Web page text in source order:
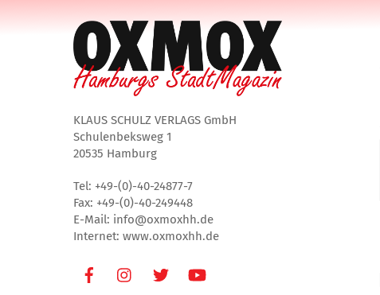
KLAUS SCHULZ VERLAGS GmbH
Schulenbeksweg 1
20535 Hamburg
Tel: +49-(0)-40-24877-7
Fax: +49-(0)-40-249448
E-Mail: info@oxmoxhh.de
Internet: www.oxmoxhh.de
FacebookInstagramTwitter